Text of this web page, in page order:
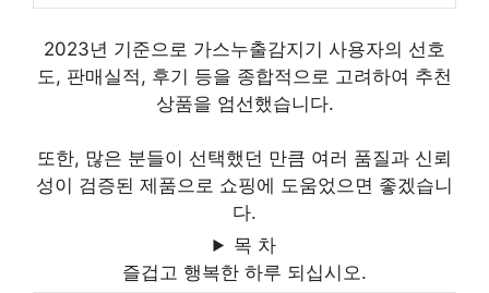
2023년 기준으로 가스누출감지기 사용자의 선호
도, 판매실적, 후기 등을 종합적으로 고려하여 추천
상품을 엄선했습니다.
또한, 많은 분들이 선택했던 만큼 여러 품질과 신뢰
성이 검증된 제품으로 쇼핑에 도움었으면 좋겠습니
다.
목 차
즐겁고 행복한 하루 되십시오.